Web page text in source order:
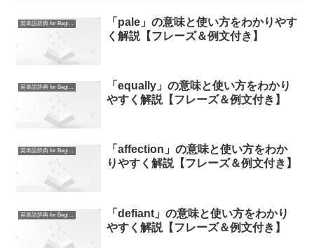
英単語辞典 for Beginners
「pale」の意味と使い方をわかりやす
く解説【フレーズ＆例文付き】
英単語辞典 for Beginners
「equally」の意味と使い方をわかり
やすく解説【フレーズ＆例文付き】
英単語辞典 for Beginners
「affection」の意味と使い方をわか
りやすく解説【フレーズ＆例文付き】
英単語辞典 for Beginners
「defiant」の意味と使い方をわかり
やすく解説【フレーズ＆例文付き】